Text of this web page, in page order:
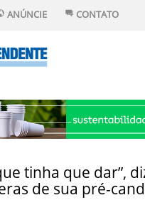
ANÚNCIE CONTATO
tinha que dar”,
de sua pré-